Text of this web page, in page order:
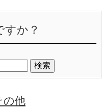
すか？
の他